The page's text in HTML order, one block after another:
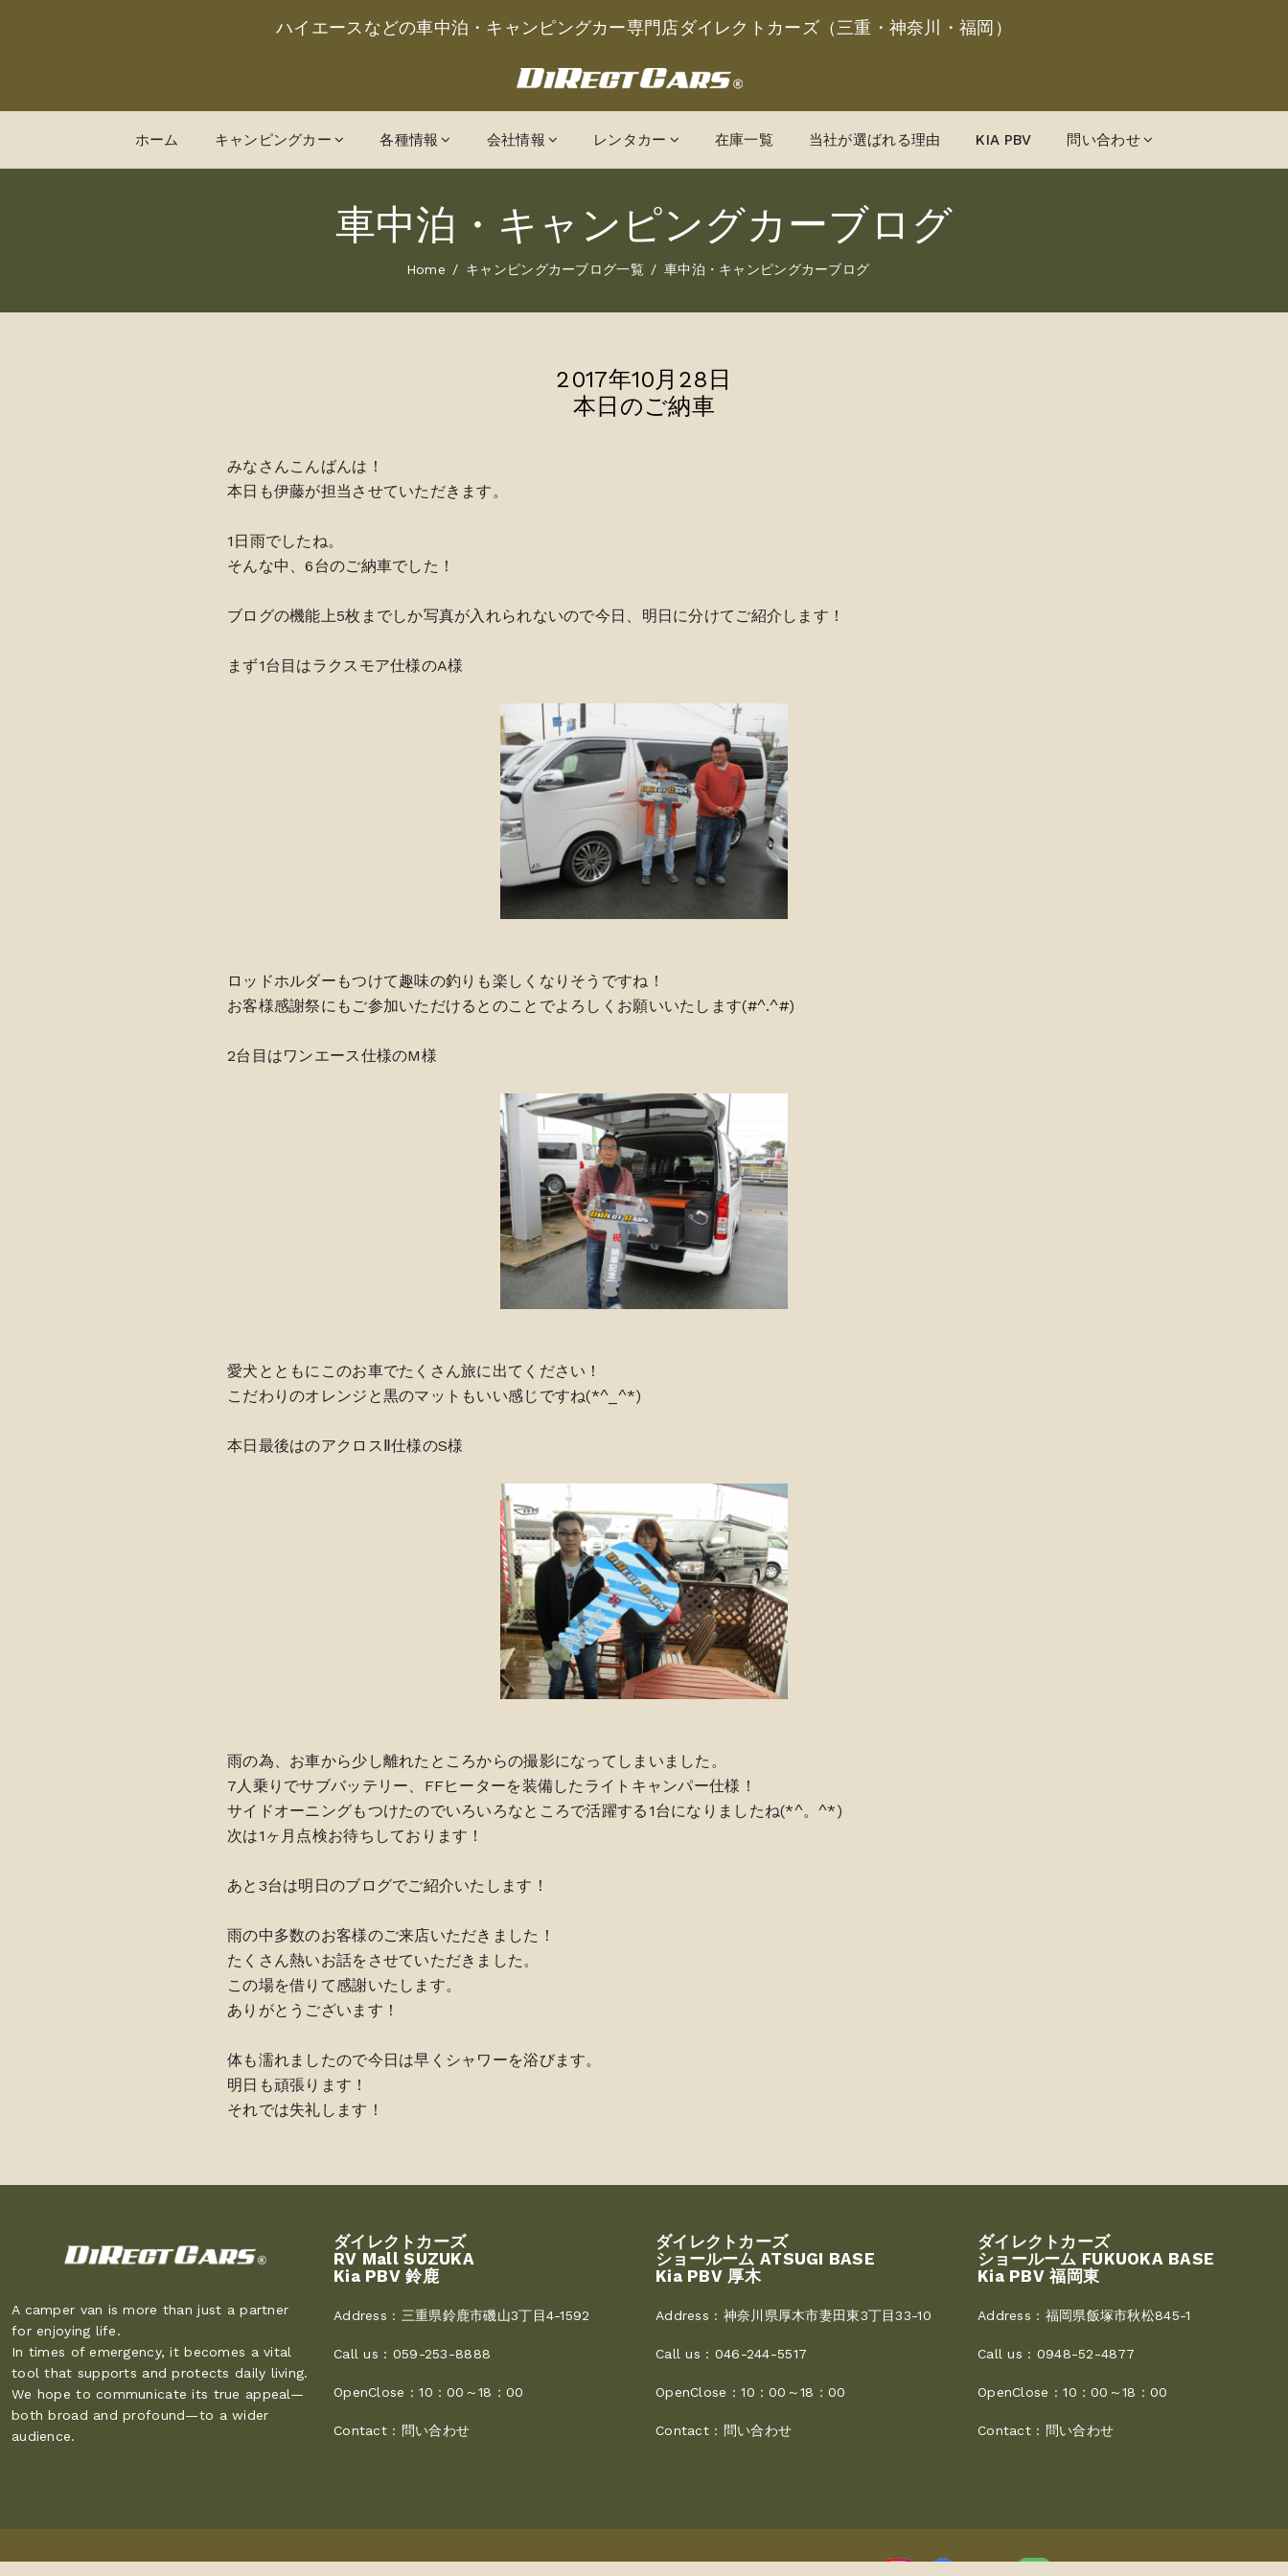
ハイエースなどの車中泊・キャンピングカー専門店ダイレクトカーズ（三重・神奈川・福岡）
ホーム キャンピングカー 各種情報 会社情報 レンタカー 在庫一覧 当社が選ばれる理由 KIA PBV 問い合わせ
車中泊・キャンピングカーブログ
Home キャンピングカーブログ一覧 車中泊・キャンピングカーブログ
2017年10月28日
本日のご納車
みなさんこんばんは！
本日も伊藤が担当させていただきます。
1日雨でしたね。
そんな中、6台のご納車でした！
ブログの機能上5枚までしか写真が入れられないので今日、明日に分けてご紹介します！
まず1台目はラクスモア仕様のA様
ロッドホルダーもつけて趣味の釣りも楽しくなりそうですね！
お客様感謝祭にもご参加いただけるとのことでよろしくお願いいたします(#^.^#)
2台目はワンエース仕様のM様
愛犬とともにこのお車でたくさん旅に出てください！
こだわりのオレンジと黒のマットもいい感じですね(*^_^*)
本日最後はのアクロスⅡ仕様のS様
雨の為、お車から少し離れたところからの撮影になってしまいました。
7人乗りでサブバッテリー、FFヒーターを装備したライトキャンパー仕様！
サイドオーニングもつけたのでいろいろなところで活躍する1台になりましたね(*^。^*)
次は1ヶ月点検お待ちしております！
あと3台は明日のブログでご紹介いたします！
雨の中多数のお客様のご来店いただきました！
たくさん熱いお話をさせていただきました。
この場を借りて感謝いたします。
ありがとうございます！
体も濡れましたので今日は早くシャワーを浴びます。
明日も頑張ります！
それでは失礼します！
A camper van is more than just a partner
for enjoying life.
In times of emergency, it becomes a vital
tool that supports and protects daily living.
We hope to communicate its true appeal—
both broad and profound—to a wider
audience.
ダイレクトカーズ
RV Mall SUZUKA
Kia PBV 鈴鹿
Address : 三重県鈴鹿市磯山3丁目4-1592
Call us : 059-253-8888
OpenClose :10：00～18：00
Contact : 問い合わせ
ダイレクトカーズ
ショールーム ATSUGI BASE
Kia PBV 厚木
Address : 神奈川県厚木市妻田東3丁目33-10
Call us : 046-244-5517
OpenClose :10：00～18：00
Contact : 問い合わせ
ダイレクトカーズ
ショールーム FUKUOKA BASE
Kia PBV 福岡東
Address : 福岡県飯塚市秋松845-1
Call us : 0948-52-4877
OpenClose :10：00～18：00
Contact : 問い合わせ